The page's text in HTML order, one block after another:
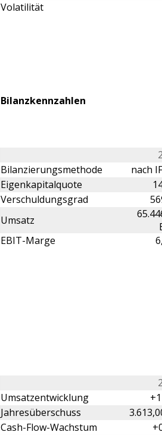
Volatilität
Bilanzkennzahlen
Bilanzierungsmethode
nach
Eigenkapitalquote
Verschuldungsgrad
Umsatz
EBIT-Marge
Umsatzentwicklung
Jahresüberschuss
Cash-Flow-Wachstum